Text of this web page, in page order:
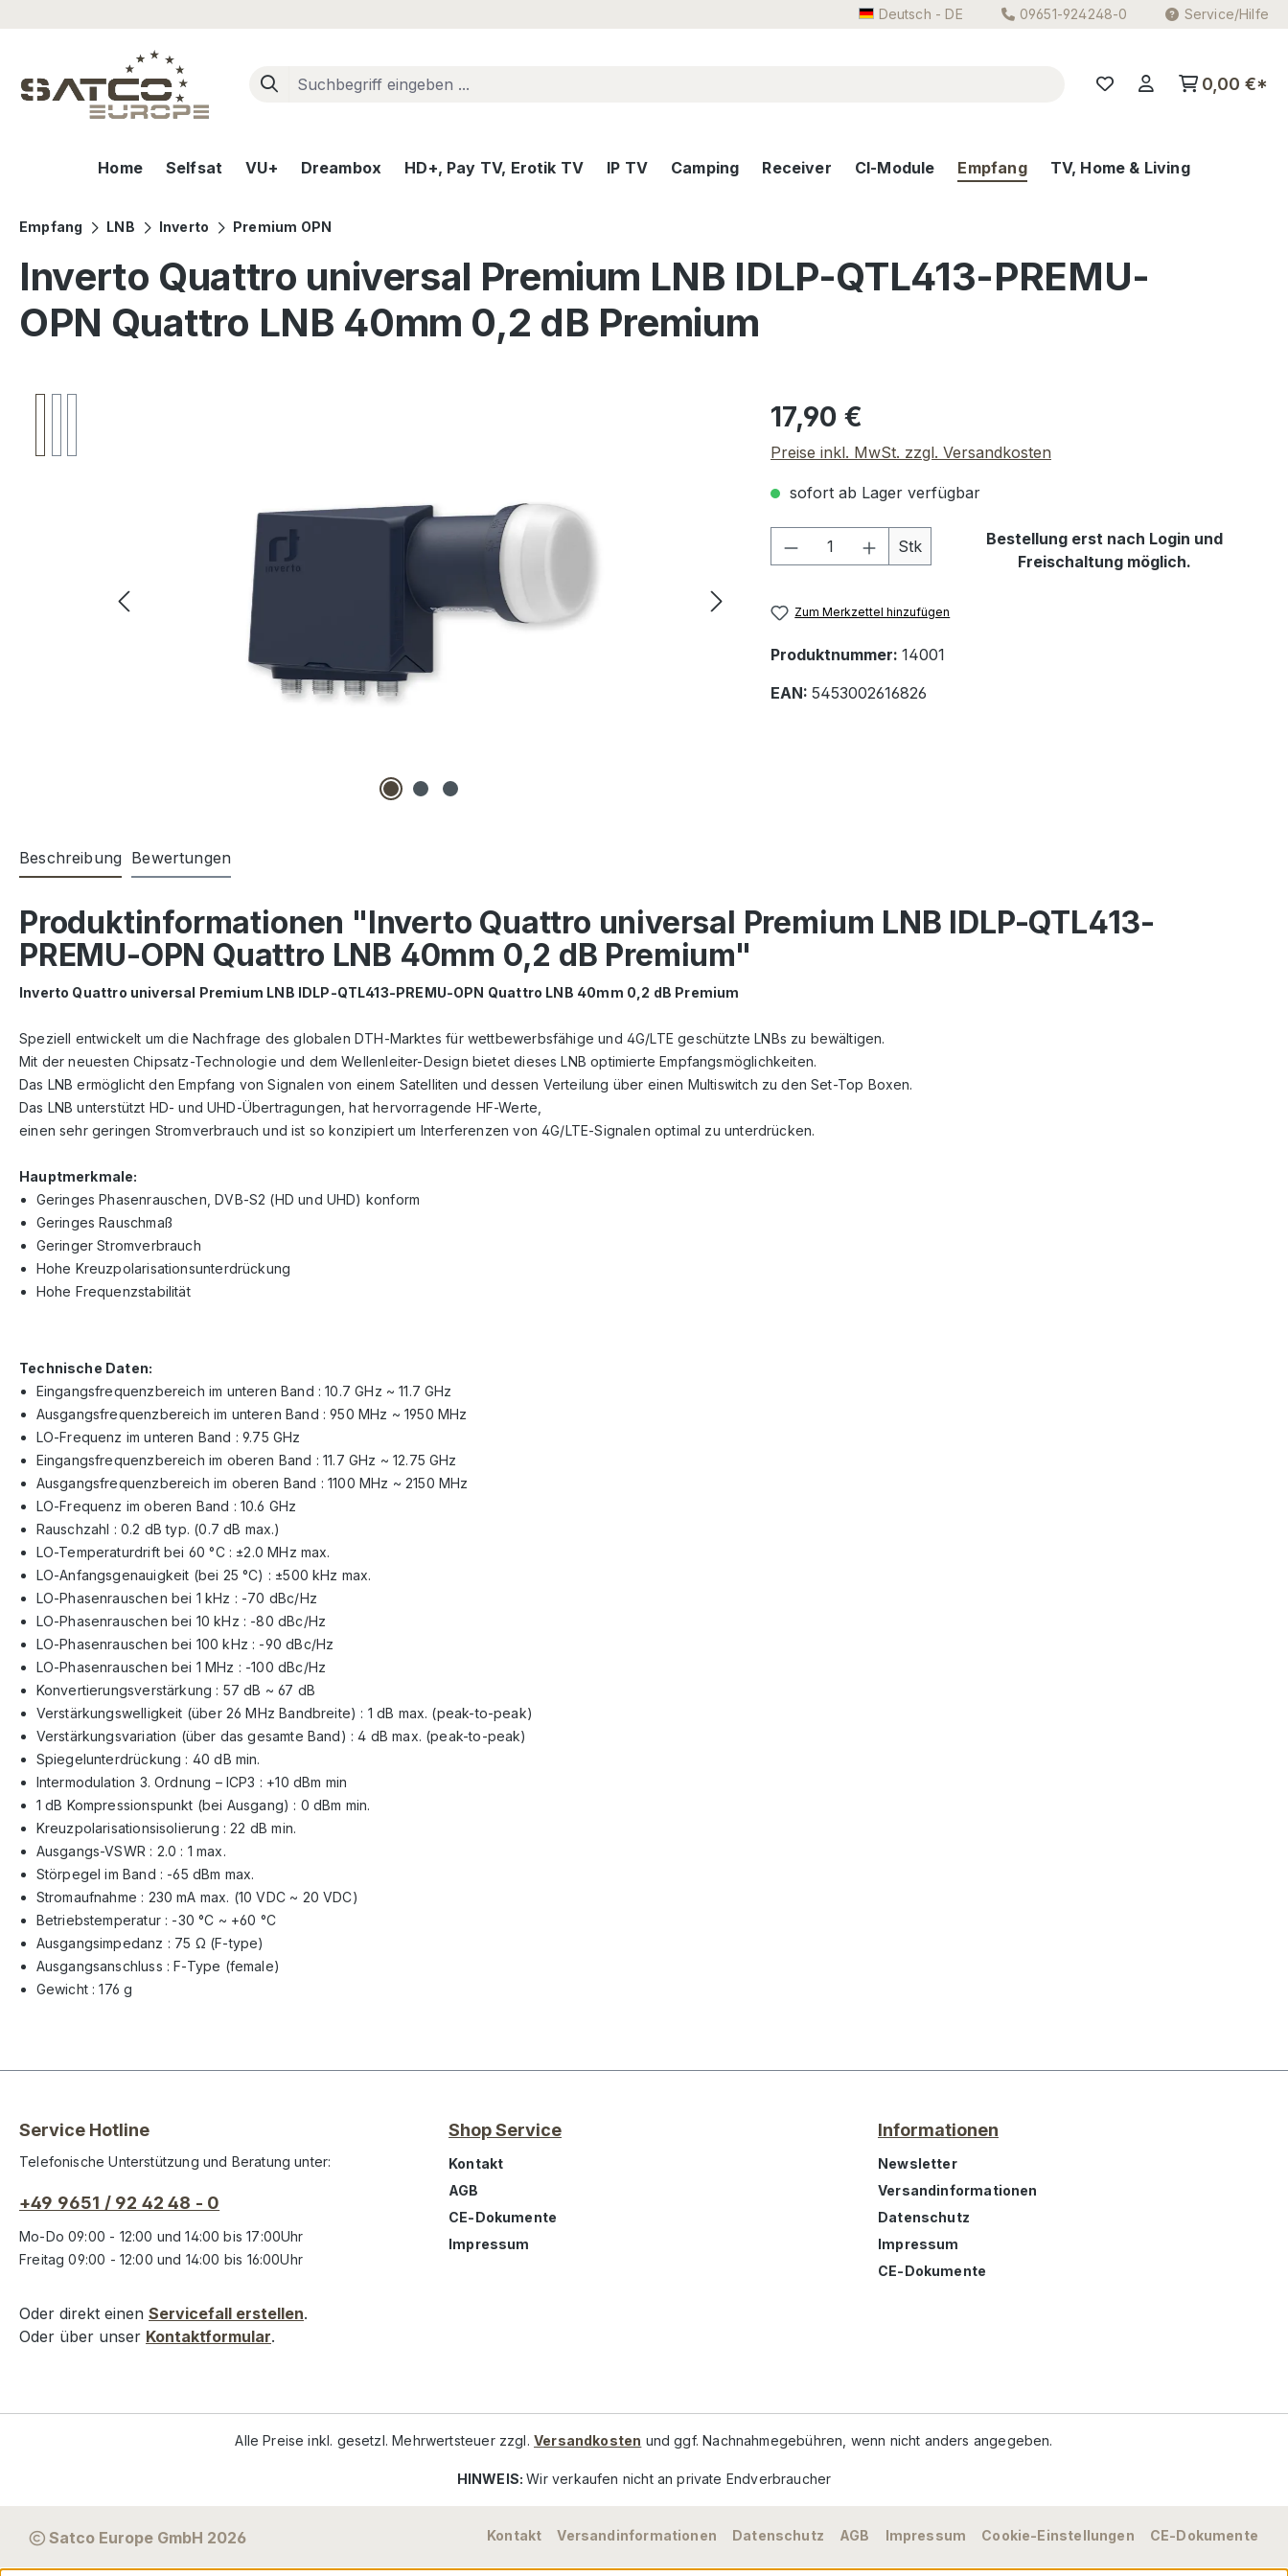
Deutsch - DE 09651-924248-0 Service/Hilfe
0,00 €*
Home Selfsat VU+ Dreambox HD+, Pay TV, Erotik TV IP TV Camping Receiver CI-Module Empfang TV, Home & Living
Empfang LNB Inverto Premium OPN
Inverto Quattro universal Premium LNB IDLP-QTL413-PREMU-
OPN Quattro LNB 40mm 0,2 dB Premium
Regulärer Preis:
17,90 €
Preise inkl. MwSt. zzgl. Versandkosten
sofort ab Lager verfügbar
Produkt Anzahl: Gib den gewünschten Wert
Stk
Bestellung erst nach Login und
Freischaltung möglich.
Zum Merkzettel hinzufügen
Produktnummer: 14001
EAN: 5453002616826
Beschreibung Bewertungen
Produktinformationen "Inverto Quattro universal Premium LNB IDLP-QTL413-
PREMU-OPN Quattro LNB 40mm 0,2 dB Premium"
Inverto Quattro universal Premium LNB IDLP-QTL413-PREMU-OPN Quattro LNB 40mm 0,2 dB Premium
Speziell entwickelt um die Nachfrage des globalen DTH-Marktes für wettbewerbsfähige und 4G/LTE geschützte LNBs zu bewältigen.
Mit der neuesten Chipsatz-Technologie und dem Wellenleiter-Design bietet dieses LNB optimierte Empfangsmöglichkeiten.
Das LNB ermöglicht den Empfang von Signalen von einem Satelliten und dessen Verteilung über einen Multiswitch zu den Set-Top Boxen.
Das LNB unterstützt HD- und UHD-Übertragungen, hat hervorragende HF-Werte,
einen sehr geringen Stromverbrauch und ist so konzipiert um Interferenzen von 4G/LTE-Signalen optimal zu unterdrücken.
Hauptmerkmale:
Geringes Phasenrauschen, DVB-S2 (HD und UHD) konform
Geringes Rauschmaß
Geringer Stromverbrauch
Hohe Kreuzpolarisationsunterdrückung
Hohe Frequenzstabilität
Technische Daten:
Eingangsfrequenzbereich im unteren Band : 10.7 GHz ~ 11.7 GHz
Ausgangsfrequenzbereich im unteren Band : 950 MHz ~ 1950 MHz
LO-Frequenz im unteren Band : 9.75 GHz
Eingangsfrequenzbereich im oberen Band : 11.7 GHz ~ 12.75 GHz
Ausgangsfrequenzbereich im oberen Band : 1100 MHz ~ 2150 MHz
LO-Frequenz im oberen Band : 10.6 GHz
Rauschzahl : 0.2 dB typ. (0.7 dB max.)
LO-Temperaturdrift bei 60 °C : ±2.0 MHz max.
LO-Anfangsgenauigkeit (bei 25 °C) : ±500 kHz max.
LO-Phasenrauschen bei 1 kHz : -70 dBc/Hz
LO-Phasenrauschen bei 10 kHz : -80 dBc/Hz
LO-Phasenrauschen bei 100 kHz : -90 dBc/Hz
LO-Phasenrauschen bei 1 MHz : -100 dBc/Hz
Konvertierungsverstärkung : 57 dB ~ 67 dB
Verstärkungswelligkeit (über 26 MHz Bandbreite) : 1 dB max. (peak-to-peak)
Verstärkungsvariation (über das gesamte Band) : 4 dB max. (peak-to-peak)
Spiegelunterdrückung : 40 dB min.
Intermodulation 3. Ordnung – ICP3 : +10 dBm min
1 dB Kompressionspunkt (bei Ausgang) : 0 dBm min.
Kreuzpolarisationsisolierung : 22 dB min.
Ausgangs-VSWR : 2.0 : 1 max.
Störpegel im Band : -65 dBm max.
Stromaufnahme : 230 mA max. (10 VDC ~ 20 VDC)
Betriebstemperatur : -30 °C ~ +60 °C
Ausgangsimpedanz : 75 Ω (F-type)
Ausgangsanschluss : F-Type (female)
Gewicht : 176 g
Service Hotline
Telefonische Unterstützung und Beratung unter:
+49 9651 / 92 42 48 - 0
Mo-Do 09:00 - 12:00 und 14:00 bis 17:00Uhr
Freitag 09:00 - 12:00 und 14:00 bis 16:00Uhr
Oder direkt einen Servicefall erstellen.
Oder über unser Kontaktformular.
Shop Service
Kontakt
AGB
CE-Dokumente
Impressum
Informationen
Newsletter
Versandinformationen
Datenschutz
Impressum
CE-Dokumente
Alle Preise inkl. gesetzl. Mehrwertsteuer zzgl. Versandkosten und ggf. Nachnahmegebühren, wenn nicht anders angegeben.
HINWEIS:Wir verkaufen nicht an private Endverbraucher
Satco Europe GmbH 2026 Kontakt Versandinformationen Datenschutz AGB Impressum Cookie-Einstellungen CE-Dokumente